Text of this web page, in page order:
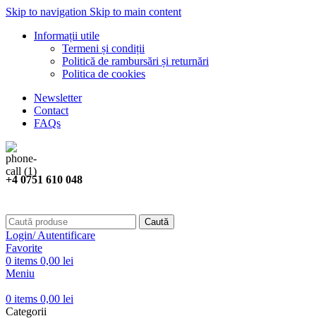
Skip to navigation Skip to main content
Informații utile
Termeni și condiții
Politică de rambursări și returnări
Politica de cookies
Newsletter
Contact
FAQs
+4 0751 610 048
Caută
Login/ Autentificare
Favorite
0 items 0,00 lei
Meniu
0 items 0,00 lei
Categorii